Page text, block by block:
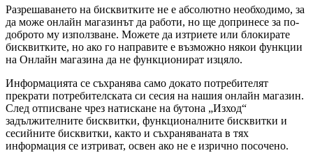
Разрешаването на бисквитките не е абсолютно необходимо, за
да може онлайн магазинът да работи, но ще допринесе за по-
доброто му използване. Можете да изтриете или блокирате
бисквитките, но ако го направите е възможно някои функции
на Онлайн магазина да не функционират изцяло.
Информацията се съхранява само докато потребителят
прекрати потребителската си сесия на нашия онлайн магазин.
След отписване чрез натискане на бутона „Изход“
задължителните бисквитки, функционалните бисквитки и
сесийните бисквитки, както и съхраняваната в тях
информация се изтриват, освен ако не е изрично посочено.